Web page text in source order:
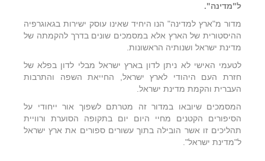
ל"מדינה".
מדור מ"ארץ למדינה" הנו היחיד שאינו עוסק ישירות בגאוגרפיה
ההיסטורית של הארץ אלא במסמכים שונים בדרך להקמתה של
מדינת ישראל ושנותיה הראשונות.
לטעמי האישי לא ניתן לדון בארץ ישראל מבלי לדון בפלא של
חזרת העם היהודי לארץ ישראל, החייאת השפה והתרבות
העברית והקמת מדינת ישראל.
המסמכים שיובאו במדור זה מטרתם לשפוך אור ייחודי על
הסיפורים הקטנים מחיי היום יום בתקופה הסוערת ורוויית
תהליכים זו אשר הובילה בתוך עשורים ספורים את ארץ ישראל
ל"מדינת ישראל".